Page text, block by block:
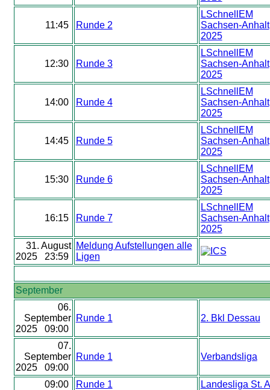
11:45 Runde 2
LSchnellEM
Sachsen-Anhalt
2025
12:30 Runde 3
LSchnellEM
Sachsen-Anhalt
2025
14:00 Runde 4
LSchnellEM
Sachsen-Anhalt
2025
14:45 Runde 5
LSchnellEM
Sachsen-Anhalt
2025
15:30 Runde 6
LSchnellEM
Sachsen-Anhalt
2025
16:15 Runde 7
LSchnellEM
Sachsen-Anhalt
2025
31. August
2025 23:59
Meldung Aufstellungen alle
Ligen
September
06.
September
2025 09:00
Runde 1 2. Bkl Dessau
07.
September
2025 09:00
Runde 1 Verbandsliga
09:00 Runde 1
Landesliga St. A